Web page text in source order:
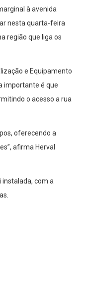
à avenida
nesta quarta-feira
região que liga os
e Equipamento
importante é que
o acesso a rua
oferecendo a
afirma Herval
com a